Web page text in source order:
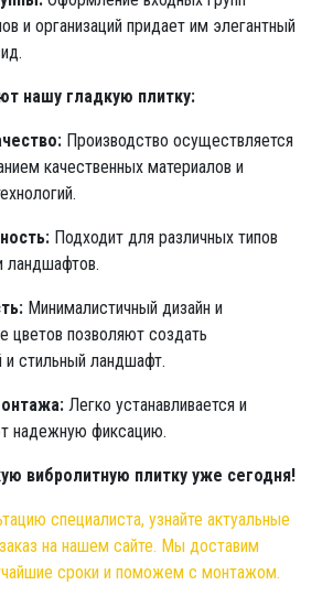
и организаций придает им элегантный
нашу гладкую плитку:
Производство осуществляется
качественных материалов и
Подходит для различных типов
ландшафтов.
Минималистичный дизайн и
цветов позволяют создать
и стильный ландшафт.
Легко устанавливается и
надежную фиксацию.
вибролитную плитку уже сегодня!
специалиста, узнайте актуальные
на нашем сайте. Мы доставим
сроки и поможем с монтажом.